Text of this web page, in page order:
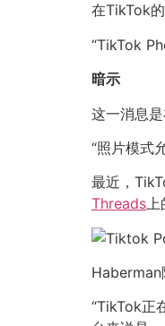
在TikTok
“TikTok
暗示
这一消息
“照片模式
最近，
Threads上
Haberman
“TikTok正